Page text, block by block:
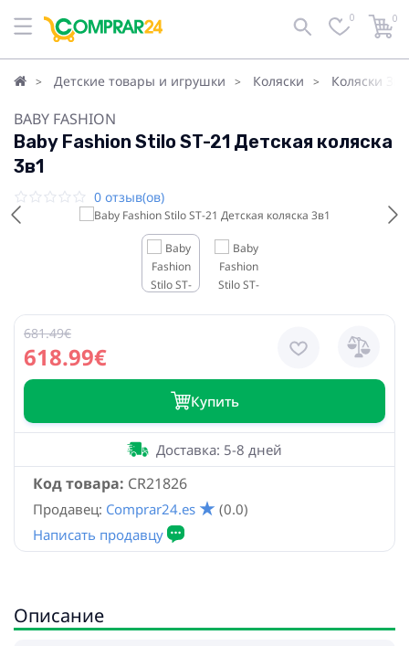
0 0
Детские товары и игрушки Коляски Коляски 3в1
BABY FASHION
Baby Fashion Stilo ST-21 Детская коляска
3в1
0 отзыв(ов)
618.99€
681.49€
Купить
Код товара: CR21826
Доставка: 5-8 дней
Продавец: Comprar24.es (0.0)
Описание